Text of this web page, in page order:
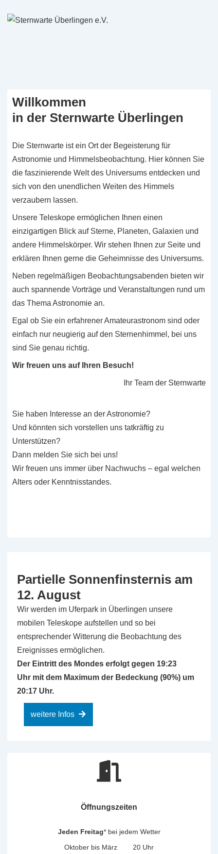
Zum
Willkommen
in der Sternwarte Überlingen
Die Sternwarte ist ein Ort der Begeisterung für
Astronomie und Himmelsbeobachtung. Hier können Sie
die faszinierende Welt des Universums entdecken und
sich von den unendlichen Weiten des Himmels
verzaubern lassen.
Unsere Teleskope ermöglichen Ihnen einen
einzigartigen Blick auf Sterne, Planeten, Galaxien und
andere Himmelskörper. Wir stehen Ihnen zur Seite und
erklären Ihnen gerne die Geheimnisse des Universums.
Neben regelmäßigen Beobachtungsabenden bieten wir
auch spannende Vorträge und Veranstaltungen rund um
das Thema Astronomie an.
Egal ob Sie ein erfahrener Amateurastronom sind oder
einfach nur neugierig auf den Sternenhimmel, bei uns
sind Sie genau richtig.
Wir freuen uns auf Ihren Besuch!
Ihr Team der Sternwarte
Sie haben Interesse an der Astronomie?
Und könnten sich vorstellen uns tatkräftig zu
Unterstützen?
Dann melden Sie sich bei uns!
Wir freuen uns immer über Nachwuchs – egal welchen
Alters oder Kenntnisstandes.
Partielle Sonnenfinsternis am
12. August
Wir werden im Uferpark in Überlingen unsere
mobilen Teleskope aufstellen und so bei
entsprechender Witterung die Beobachtung des
Ereignisses ermöglichen.
Der Eintritt des Mondes erfolgt gegen 19:23
Uhr mit dem Maximum der Bedeckung (90%) um
20:17 Uhr.
weitere Infos
Öffnungszeiten
Jeden Freitag* bei jedem Wetter
Oktober bis März 20 Uhr